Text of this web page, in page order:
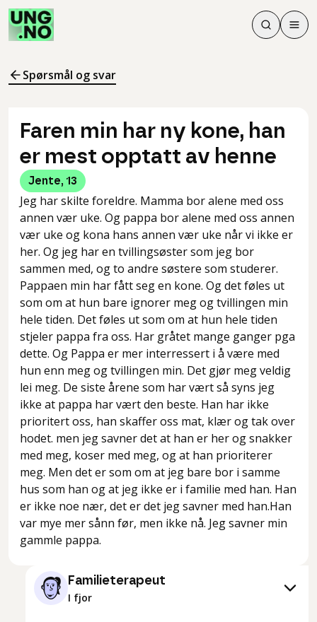
Søk
Søk
Meny
Spørsmål og svar
Faren min har ny kone, han
er mest opptatt av henne
Jente, 13
Jeg har skilte foreldre. Mamma bor alene med oss
annen vær uke. Og pappa bor alene med oss annen
vær uke og kona hans annen vær uke når vi ikke er
her. Og jeg har en tvillingsøster som jeg bor
sammen med, og to andre søstere som studerer.
Pappaen min har fått seg en kone. Og det føles ut
som om at hun bare ignorer meg og tvillingen min
hele tiden. Det føles ut som om at hun hele tiden
stjeler pappa fra oss. Har gråtet mange ganger pga
dette. Og Pappa er mer interressert i å være med
hun enn meg og tvillingen min. Det gjør meg veldig
lei meg. De siste årene som har vært så syns jeg
ikke at pappa har vært den beste. Han har ikke
prioritert oss, han skaffer oss mat, klær og tak over
hodet. men jeg savner det at han er her og snakker
med meg, koser med meg, og at han prioriterer
meg. Men det er som om at jeg bare bor i samme
hus som han og at jeg ikke er i familie med han. Han
er ikke noe nær, det er det jeg savner med han.Han
var mye mer sånn før, men ikke nå. Jeg savner min
gammle pappa.
Familieterapeut
I fjor